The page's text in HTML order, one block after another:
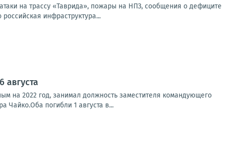
на трассу «Таврида», пожары на НПЗ, сообщения о дефиците
инфраструктура...
августа
на 2022 год, занимал должность заместителя командующего
Чайко.Оба погибли 1 августа в...